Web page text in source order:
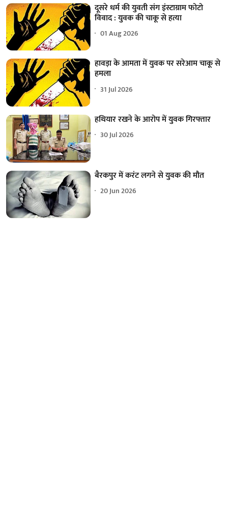
दूसरे धर्म की युवती संग इंस्टाग्राम फोटो
विवाद : युवक की चाकू से हत्या
01 Aug 2026
हावड़ा के आमता में युवक पर सरेआम चाकू से
हमला
31 Jul 2026
हथियार रखने के आरोप में युवक गिरफ्तार
30 Jul 2026
बैरकपुर में करंट लगने से युवक की मौत
20 Jun 2026